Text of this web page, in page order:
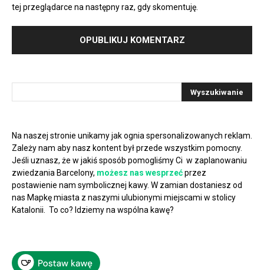
tej przeglądarce na następny raz, gdy skomentuję.
Na naszej stronie unikamy jak ognia spersonalizowanych reklam.
Zależy nam aby nasz kontent był przede wszystkim pomocny.
Jeśli uznasz, że w jakiś sposób pomogliśmy Ci w zaplanowaniu
zwiedzania Barcelony, możesz nas wesprzećprzez
postawienie nam symbolicznej kawy. W zamian dostaniesz od
nas Mapkę miasta z naszymi ulubionymi miejscami w stolicy
Katalonii. To co? Idziemy na wspólna kawę?